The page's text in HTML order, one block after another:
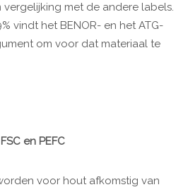
met de andere labels.
vindt het BENOR- en het ATG-
om voor dat materiaal te
en PEFC
voor hout afkomstig van